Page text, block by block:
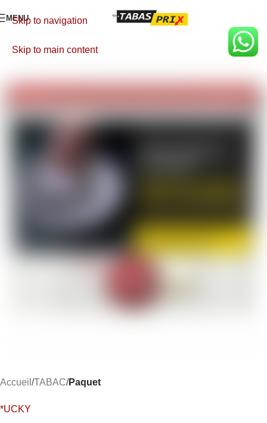
Skip to navigation
Skip to main content
MENU
Accueil TABAC Paquet
*UCKY